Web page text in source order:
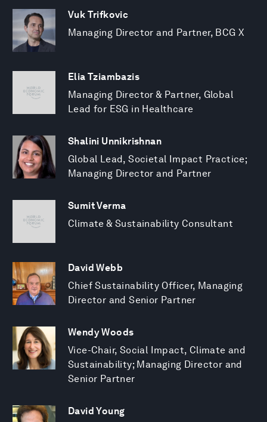
Vuk Trifkovic
Managing Director and Partner, BCG X
Elia Tziambazis
Managing Director & Partner, Global
Lead for ESG in Healthcare
Shalini Unnikrishnan
Global Lead, Societal Impact Practice;
Managing Director and Partner
Sumit Verma
Climate & Sustainability Consultant
David Webb
Chief Sustainability Officer, Managing
Director and Senior Partner
Wendy Woods
Vice-Chair, Social Impact, Climate and
Sustainability; Managing Director and
Senior Partner
David Young